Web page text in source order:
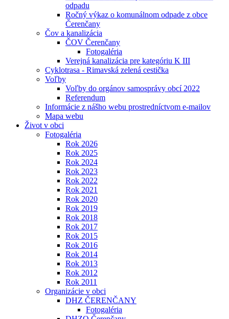
odpadu
Ročný výkaz o komunálnom odpade z obce
Čerenčany
Čov a kanalizácia
ČOV Čerenčany
Fotogaléria
Verejná kanalizácia pre kategóriu K III
Cyklotrasa - Rimavská zelená cestička
Voľby
Voľby do orgánov samosprávy obcí 2022
Referendum
Informácie z nášho webu prostredníctvom e-mailov
Mapa webu
Život v obci
Fotogaléria
Rok 2026
Rok 2025
Rok 2024
Rok 2023
Rok 2022
Rok 2021
Rok 2020
Rok 2019
Rok 2018
Rok 2017
Rok 2015
Rok 2016
Rok 2014
Rok 2013
Rok 2012
Rok 2011
Organizácie v obci
DHZ ČERENČANY
Fotogaléria